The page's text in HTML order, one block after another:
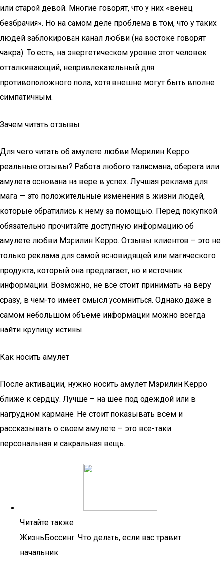
или старой девой. Многие говорят, что у них «венец
безбрачия». Но на самом деле проблема в том, что у таких
людей заблокирован канал любви (на востоке говорят
чакра). То есть, на энергетическом уровне этот человек
отталкивающий, непривлекательный для
противоположного пола, хотя внешне могут быть вполне
симпатичным.
Зачем читать отзывы
Для чего читать об амулете любви Мерилин Керро
реальные отзывы? Работа любого талисмана, оберега или
амулета основана на вере в успех. Лучшая реклама для
мага — это положительные изменения в жизни людей,
которые обратились к нему за помощью. Перед покупкой
обязательно прочитайте доступную информацию об
амулете любви Мэрилин Керро. Отзывы клиентов – это не
только реклама для самой ясновидящей или магического
продукта, который она предлагает, но и источник
информации. Возможно, не всё стоит принимать на веру
сразу, в чем-то имеет смысл усомниться. Однако даже в
самом небольшом объеме информации можно всегда
найти крупицу истины.
Как носить амулет
После активации, нужно носить амулет Мэрилин Керро
ближе к сердцу. Лучше – на шее под одеждой или в
нагрудном кармане. Не стоит показывать всем и
рассказывать о своем амулете – это все-таки
персональная и сакральная вещь.
Читайте также:
ЖизньБоссинг: Что делать, если вас травит
начальник